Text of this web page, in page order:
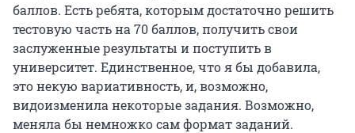
баллов. Есть ребята, которым достаточно решить
тестовую часть на 70 баллов, получить свои
заслуженные результаты и поступить в
университет. Единственное, что я бы добавила,
это некую вариативность, и, возможно,
видоизменила некоторые задания. Возможно,
меняла бы немножко сам формат заданий.